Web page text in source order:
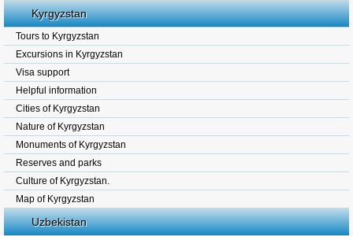
Kyrgyzstan
Tours to Kyrgyzstan
Excursions in Kyrgyzstan
Visa support
Helpful information
Cities of Kyrgyzstan
Nature of Kyrgyzstan
Monuments of Kyrgyzstan
Reserves and parks
Culture of Kyrgyzstan.
Map of Kyrgyzstan
Uzbekistan